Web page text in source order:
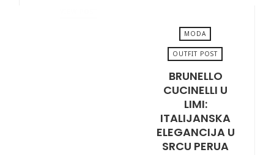
MODA
OUTFIT POST
BRUNELLO
CUCINELLI U
LIMI:
ITALIJANSKA
ELEGANCIJA U
SRCU PERUA